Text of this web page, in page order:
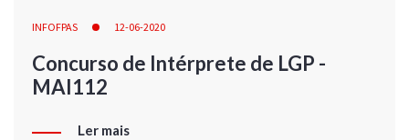
INFOFPAS 12-06-2020
Concurso de Intérprete de LGP -
MAI112
Ler mais